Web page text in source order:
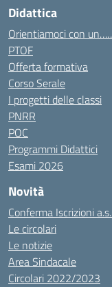
Didattica
Orientiamoci con
PTOF
Offerta formativa
Corso Serale
I progetti delle classi
PNRR
POC
Programmi Didattici
Esami 2026
Novità
Conferma Iscrizioni
Le circolari
Le notizie
Area Sindacale
Circolari 2022/2023